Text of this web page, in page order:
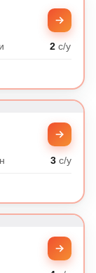
2 с/у
3с/у